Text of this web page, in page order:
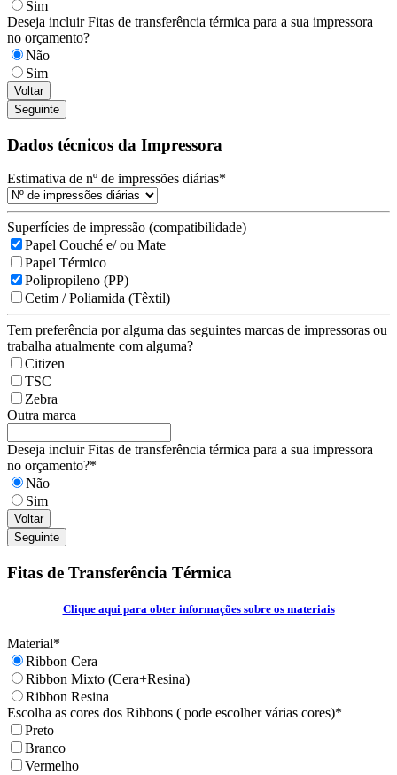
Sim
Deseja incluir Fitas de transferência térmica para a sua impressora
no orçamento?
Não
Sim
Voltar
Seguinte
Dados técnicos da Impressora
Estimativa de nº de impressões diárias*
Superfícies de impressão (compatibilidade)
Papel Couché e/ ou Mate
Papel Térmico
Polipropileno (PP)
Cetim / Poliamida (Têxtil)
Tem preferência por alguma das seguintes marcas de impressoras ou
trabalha atualmente com alguma?
Citizen
TSC
Zebra
Outra marca
Deseja incluir Fitas de transferência térmica para a sua impressora
no orçamento?*
Não
Sim
Voltar
Seguinte
Fitas de Transferência Térmica
Clique aqui para obter informações sobre os materiais
Material*
Ribbon Cera
Ribbon Mixto (Cera+Resina)
Ribbon Resina
Escolha as cores dos Ribbons ( pode escolher várias cores)*
Preto
Branco
Vermelho